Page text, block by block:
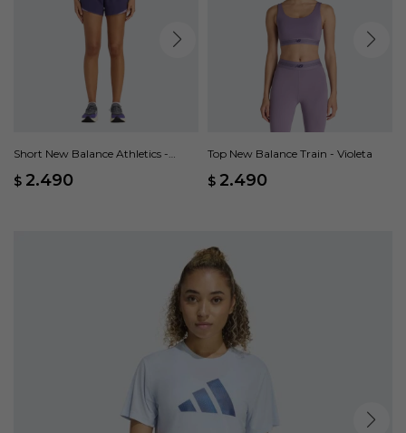
Short New Balance Athletics -
$ 2.490
Top New Balance Train - Violeta
$ 2.490